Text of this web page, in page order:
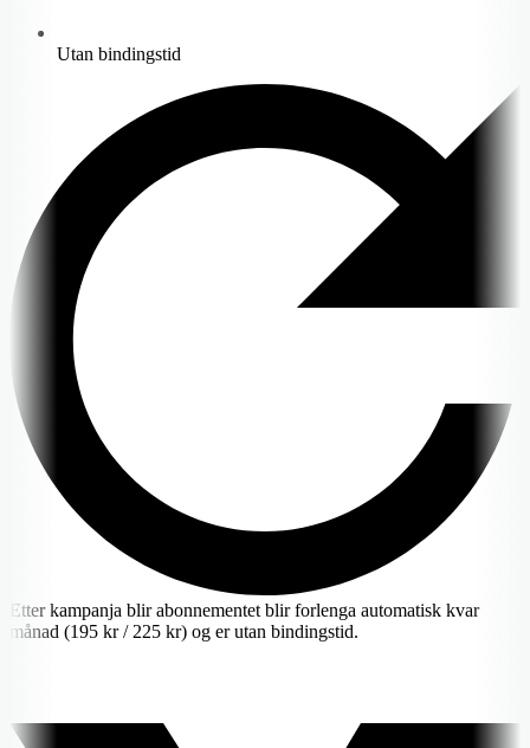
Utan bindingstid
Etter kampanja blir abonnementet blir forlenga automatisk kvar
månad (195 kr / 225 kr) og er utan bindingstid.